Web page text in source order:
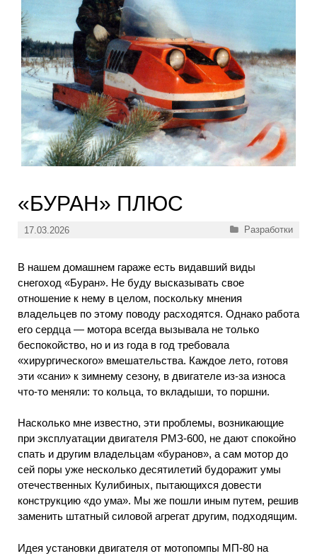
«БУРАН» ПЛЮС
17.03.2026 Рубрики
Разработки
В нашем домашнем гараже есть видавший виды
снегоход «Буран». Не буду высказывать свое
отношение к нему в целом, поскольку мнения
владельцев по этому поводу расходятся. Однако работа
его сердца — мотора всегда вызывала не только
беспокойство, но и из года в год требовала
«хирургического» вмешательства. Каждое лето, готовя
эти «сани» к зимнему сезону, в двигателе из-за износа
что-то меняли: то кольца, то вкладыши, то поршни.
Насколько мне известно, эти проблемы, возникающие
при эксплуатации двигателя РМЗ-600, не дают спокойно
спать и другим владельцам «буранов», а сам мотор до
сей поры уже несколько десятилетий будоражит умы
отечественных Кулибиных, пытающихся довести
конструкцию «до ума». Мы же пошли иным путем, решив
заменить штатный силовой агрегат другим, подходящим.
Идея установки двигателя от мотопомпы МП-80 на